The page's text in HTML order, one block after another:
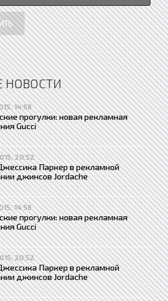
НОВОСТИ
14:58
прогулки: новая рекламная
Gucci
20:52
Паркер в рекламной
джинсов Jordache
14:58
прогулки: новая рекламная
Gucci
20:52
Паркер в рекламной
джинсов Jordache